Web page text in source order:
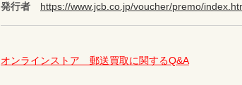
発行者 https://www.jcb.co.jp/voucher/premo/
オンラインストア　郵送買取に関するQ&A